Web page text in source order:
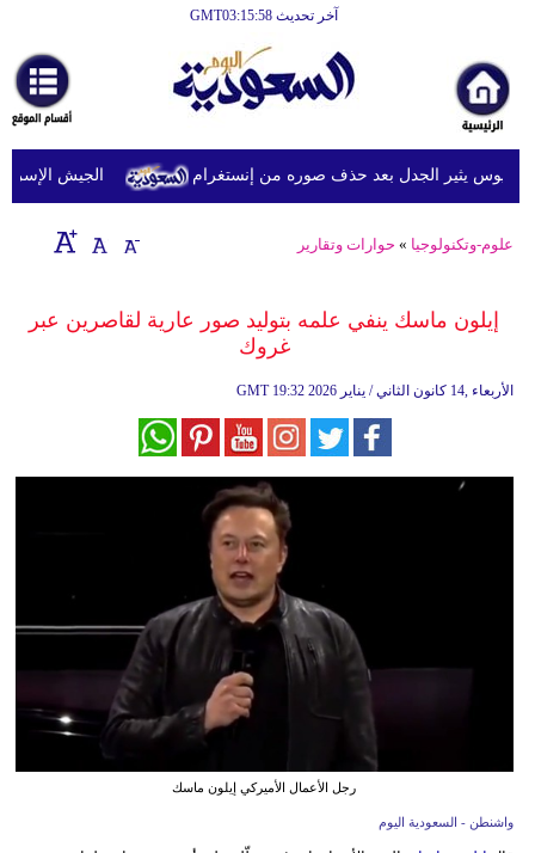
آخر تحديث GMT03:15:58
أخبارعاجلة
رياضة
ثقافة
إقتصاد
وموسيقى
إعلام
الجيش يثير الجدل بعد حذف صوره من إنستغرام
علوم-وتكنولوجيا » حوارات وتقارير
إيلون ماسك ينفي علمه بتوليد صور عارية لقاصرين عبر
غروك
GMT 19:32 2026 الأربعاء ,14 كانون الثاني / يناير
رجل الأعمال الأميركي إيلون ماسك
واشنطن - السعودية اليوم